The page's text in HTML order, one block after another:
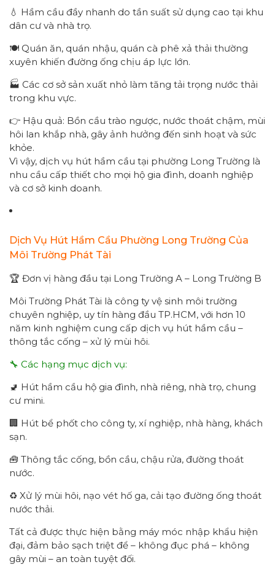
💧 Hầm cầu đầy nhanh do tần suất sử dụng cao tại khu
dân cư và nhà trọ.
🍽 Quán ăn, quán nhậu, quán cà phê xả thải thường
xuyên khiến đường ống chịu áp lực lớn.
🏭 Các cơ sở sản xuất nhỏ làm tăng tải trọng nước thải
trong khu vực.
👉 Hậu quả: Bồn cầu trào ngược, nước thoát chậm, mùi
hôi lan khắp nhà, gây ảnh hưởng đến sinh hoạt và sức
khỏe.
Vì vậy, dịch vụ hút hầm cầu tại phường Long Trường là
nhu cầu cấp thiết cho mọi hộ gia đình, doanh nghiệp
và cơ sở kinh doanh.
Dịch Vụ Hút Hầm Cầu Phường Long Trường Của
Môi Trường Phát Tài
🏆 Đơn vị hàng đầu tại Long Trường A – Long Trường B
Môi Trường Phát Tài là công ty vệ sinh môi trường
chuyên nghiệp, uy tín hàng đầu TP.HCM, với hơn 10
năm kinh nghiệm cung cấp dịch vụ hút hầm cầu –
thông tắc cống – xử lý mùi hôi.
🔧 Các hạng mục dịch vụ:
🚽 Hút hầm cầu hộ gia đình, nhà riêng, nhà trọ, chung
cư mini.
🏢 Hút bể phốt cho công ty, xí nghiệp, nhà hàng, khách
sạn.
🧰 Thông tắc cống, bồn cầu, chậu rửa, đường thoát
nước.
♻️ Xử lý mùi hôi, nạo vét hố ga, cải tạo đường ống thoát
nước thải.
Tất cả được thực hiện bằng máy móc nhập khẩu hiện
đại, đảm bảo sạch triệt để – không đục phá – không
gây mùi – an toàn tuyệt đối.